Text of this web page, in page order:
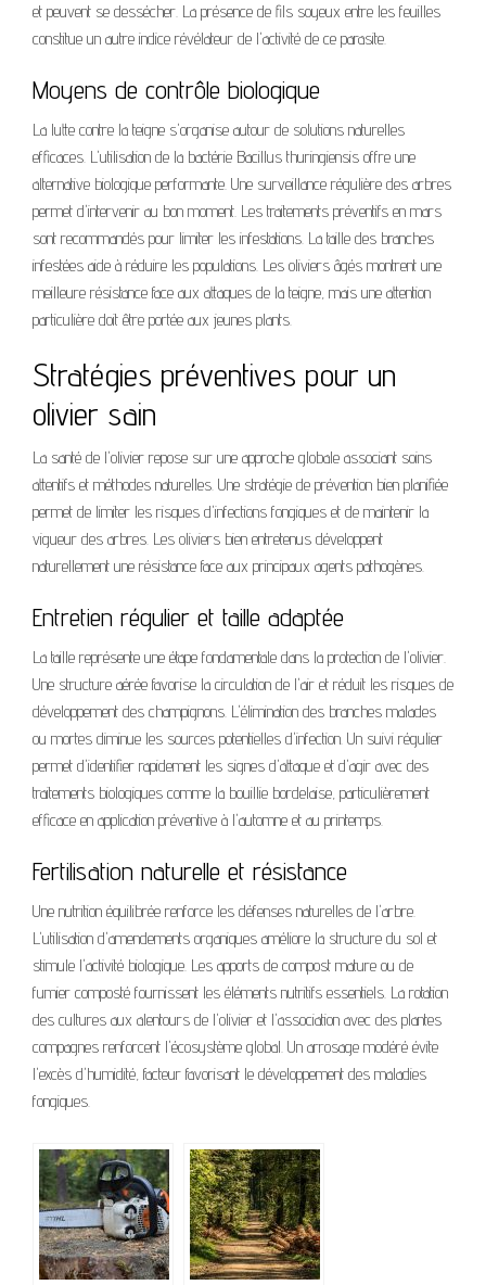
et peuvent se dessécher. La présence de fils soyeux entre les feuilles
constitue un autre indice révélateur de l'activité de ce parasite.
Moyens de contrôle biologique
La lutte contre la teigne s'organise autour de solutions naturelles
efficaces. L'utilisation de la bactérie Bacillus thuringiensis offre une
alternative biologique performante. Une surveillance régulière des arbres
permet d'intervenir au bon moment. Les traitements préventifs en mars
sont recommandés pour limiter les infestations. La taille des branches
infestées aide à réduire les populations. Les oliviers âgés montrent une
meilleure résistance face aux attaques de la teigne, mais une attention
particulière doit être portée aux jeunes plants.
Stratégies préventives pour un
olivier sain
La santé de l'olivier repose sur une approche globale associant soins
attentifs et méthodes naturelles. Une stratégie de prévention bien planifiée
permet de limiter les risques d'infections fongiques et de maintenir la
vigueur des arbres. Les oliviers bien entretenus développent
naturellement une résistance face aux principaux agents pathogènes.
Entretien régulier et taille adaptée
La taille représente une étape fondamentale dans la protection de l'olivier.
Une structure aérée favorise la circulation de l'air et réduit les risques de
développement des champignons. L'élimination des branches malades
ou mortes diminue les sources potentielles d'infection. Un suivi régulier
permet d'identifier rapidement les signes d'attaque et d'agir avec des
traitements biologiques comme la bouillie bordelaise, particulièrement
efficace en application préventive à l'automne et au printemps.
Fertilisation naturelle et résistance
Une nutrition équilibrée renforce les défenses naturelles de l'arbre.
L'utilisation d'amendements organiques améliore la structure du sol et
stimule l'activité biologique. Les apports de compost mature ou de
fumier composté fournissent les éléments nutritifs essentiels. La rotation
des cultures aux alentours de l'olivier et l'association avec des plantes
compagnes renforcent l'écosystème global. Un arrosage modéré évite
l'excès d'humidité, facteur favorisant le développement des maladies
fongiques.